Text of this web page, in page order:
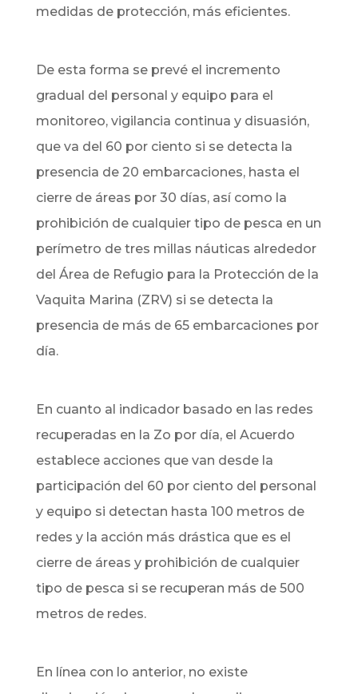
medidas de protección, más eficientes.
De esta forma se prevé el incremento
gradual del personal y equipo para el
monitoreo, vigilancia continua y disuasión,
que va del 60 por ciento si se detecta la
presencia de 20 embarcaciones, hasta el
cierre de áreas por 30 días, así como la
prohibición de cualquier tipo de pesca en un
perímetro de tres millas náuticas alrededor
del Área de Refugio para la Protección de la
Vaquita Marina (ZRV) si se detecta la
presencia de más de 65 embarcaciones por
día.
En cuanto al indicador basado en las redes
recuperadas en la Zo por día, el Acuerdo
establece acciones que van desde la
participación del 60 por ciento del personal
y equipo si detectan hasta 100 metros de
redes y la acción más drástica que es el
cierre de áreas y prohibición de cualquier
tipo de pesca si se recuperan más de 500
metros de redes.
En línea con lo anterior, no existe